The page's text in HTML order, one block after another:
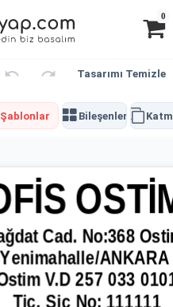
0
Tasarımı Temizle
Şablonlar Bileşenler